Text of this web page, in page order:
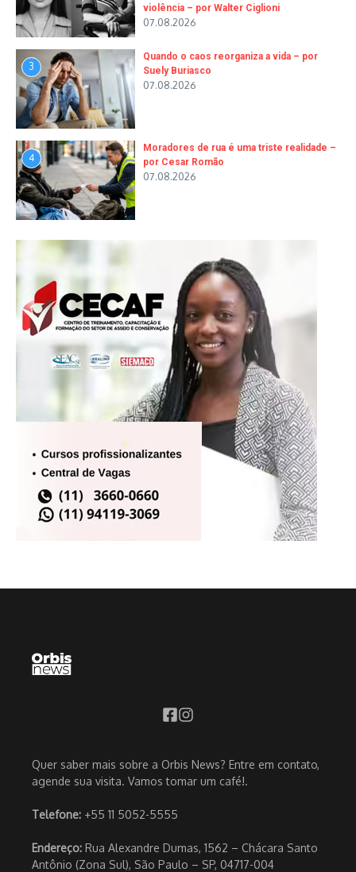
violência – por Walter Ciglioni
07.08.2026
3
Quando o caos reorganiza a vida – por
Suely Buriasco
07.08.2026
4
Moradores de rua é uma triste realidade –
por Cesar Romão
07.08.2026
Quer saber mais sobre a Orbis News? Entre em contato,
agende sua visita. Vamos tomar um café!.
Telefone: +55 11 5052-5555
Endereço: Rua Alexandre Dumas, 1562 – Chácara Santo
Antônio (Zona Sul), São Paulo – SP, 04717-004